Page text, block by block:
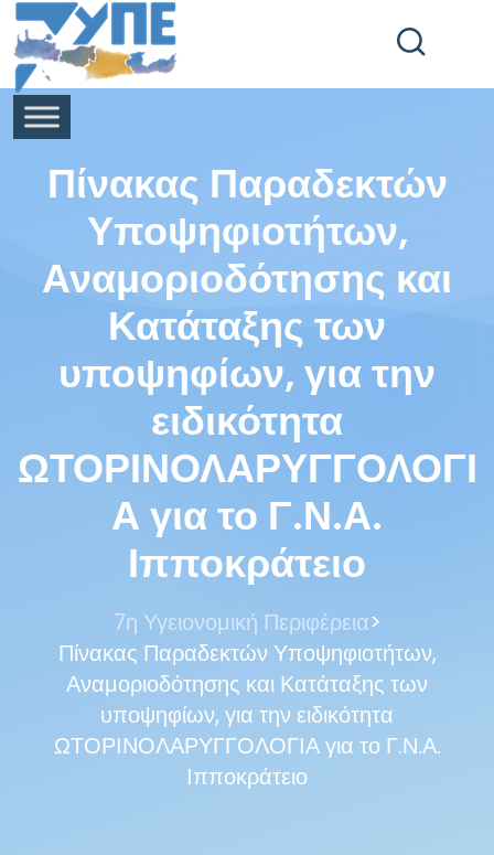
End Header Section -->
Πίνακας Παραδεκτών
Υποψηφιοτήτων,
Αναμοριοδότησης και
Κατάταξης των
υποψηφίων, για την
ειδικότητα
ΩΤΟΡΙΝΟΛΑΡΥΓΓΟΛΟΓΙ
Α για το Γ.Ν.Α.
Ιπποκράτειο
7η Υγειονομική Περιφέρεια>
Πίνακας Παραδεκτών Υποψηφιοτήτων,
Αναμοριοδότησης και Κατάταξης των
υποψηφίων, για την ειδικότητα
ΩΤΟΡΙΝΟΛΑΡΥΓΓΟΛΟΓΙΑ για το Γ.Ν.Α.
Ιπποκράτειο